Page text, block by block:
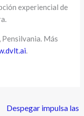
experiencial de
Pensilvania. Más
.
Despegar impulsa las